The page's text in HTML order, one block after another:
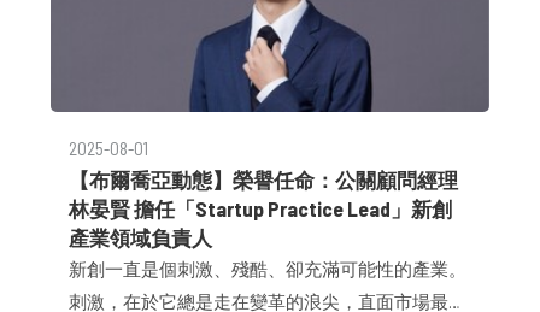
2025-08-01
【布爾喬亞動態】榮譽任命：公關顧問經理
林晏賢 擔任「Startup Practice Lead」新創
產業領域負責人
新創一直是個刺激、殘酷、卻充滿可能性的產業。
刺激，在於它總是走在變革的浪尖，直面市場最真